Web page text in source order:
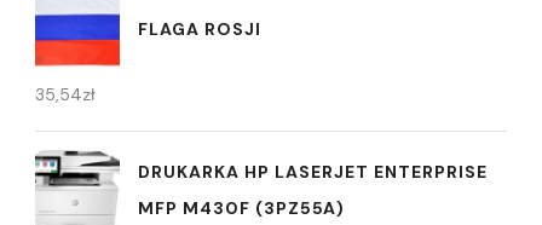
FLAGA ROSJI
35,54zł
DRUKARKA HP LASERJET ENTERPRISE
MFP M430F (3PZ55A)